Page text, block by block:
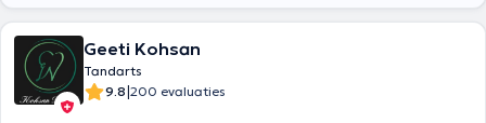
Geeti Kohsan
Tandarts
9.8|200 evaluaties